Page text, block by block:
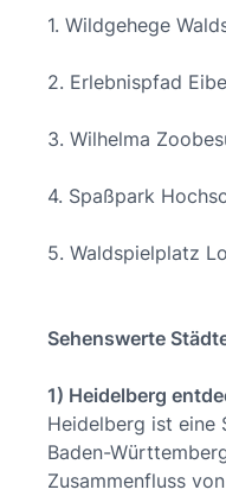
1. Wildgehege
2. Erlebnispfad
3. Wilhelma
4. Spaßpark
5. Waldspielplatz
Sehenswerte
1) Heidelberg
Heidelberg ist eine
Baden-
Zusammenfluss